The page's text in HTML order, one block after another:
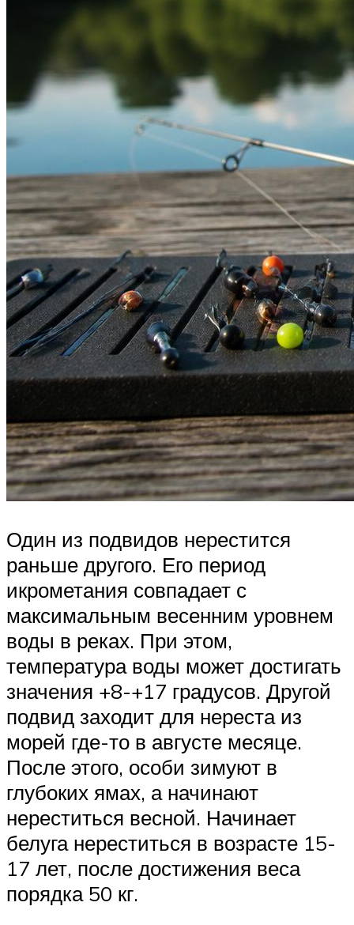
Один из подвидов нерестится
раньше другого. Его период
икрометания совпадает с
максимальным весенним уровнем
воды в реках. При этом,
температура воды может достигать
значения +8-+17 градусов. Другой
подвид заходит для нереста из
морей где-то в августе месяце.
После этого, особи зимуют в
глубоких ямах, а начинают
нереститься весной. Начинает
белуга нереститься в возрасте 15-
17 лет, после достижения веса
порядка 50 кг.